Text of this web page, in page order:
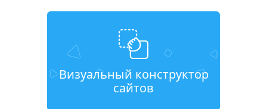
Визуальный конструктор
сайтов